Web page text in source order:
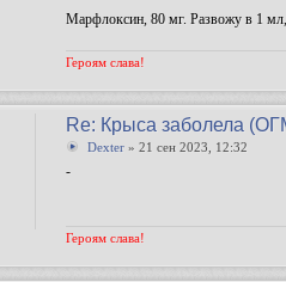
Марфлоксин, 80 мг. Развожу в 1
Героям слава!
Re: Крыса заболела
Dexter » 21 сен 2023, 12:32
-
Героям слава!